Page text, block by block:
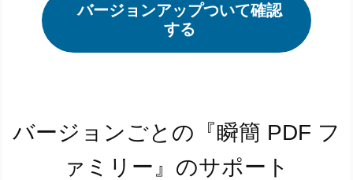
バージョンアップついて確認
する
バージョンごとの『瞬簡 PDF フ
ァミリー』のサポート